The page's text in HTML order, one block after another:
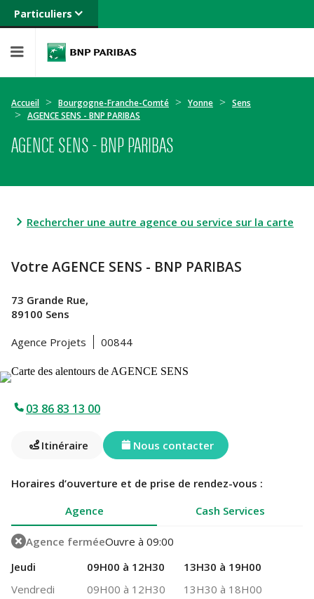
Particuliers
Banque privée
Entreprises
Accueil Bourgogne-Franche-Comté Yonne
Sens
AGENCE SENS - BNP PARIBAS
AGENCE SENS - BNP PARIBAS
Rechercher une autre agence ou service sur la carte
Votre AGENCE SENS - BNP PARIBAS
73 Grande Rue,
89100 Sens
Agence Projets
00844
03 86 83 13 00
Itinéraire Nous contacter
Horaires d’ouverture et de prise de rendez-vous :
Agence
Cash Services
Agence ferméeOuvre à 09:00
Jeudi
09H00 à 12H30
13H30 à 19H00
Vendredi
09H00 à 12H30
13H30 à 18H00